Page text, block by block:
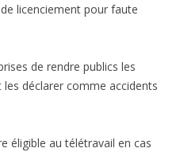
licenciement pour faute
de rendre publics les
déclarer comme accidents
éligible au télétravail en cas